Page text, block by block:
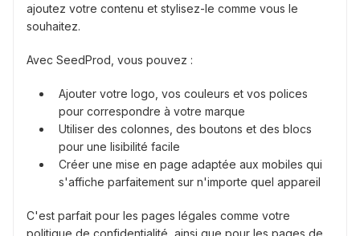
ajoutez votre contenu et stylisez-le comme vous le
souhaitez.
Avec SeedProd, vous pouvez :
Ajouter votre logo, vos couleurs et vos polices
pour correspondre à votre marque
Utiliser des colonnes, des boutons et des blocs
pour une lisibilité facile
Créer une mise en page adaptée aux mobiles qui
s'affiche parfaitement sur n'importe quel appareil
C'est parfait pour les pages légales comme votre
politique de confidentialité, ainsi que pour les pages de